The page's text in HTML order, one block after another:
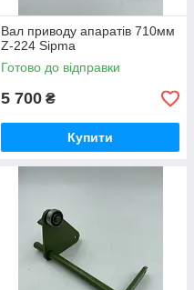
Вал приводу апаратів 710мм
Z-224 Sipma
Готово до відправки
5 700 ₴
Купити